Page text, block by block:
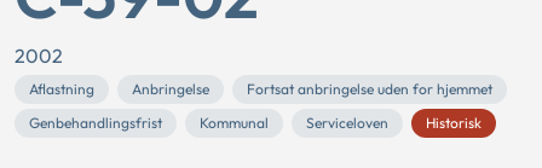
2002
Aflastning Anbringelse
Fortsat anbringelse uden for hjemmet
Genbehandlingsfrist
Kommunal Serviceloven Historisk